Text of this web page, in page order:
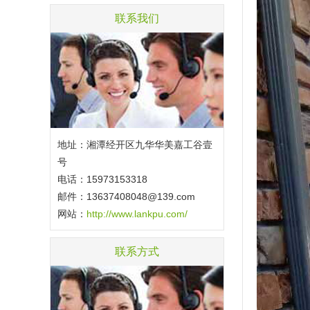
联系我们
地址：湘潭经开区九华华美嘉工谷壹
号
电话：15973153318
邮件： 13637408048@139.com
网站： http://www.lankpu.com/
联系方式